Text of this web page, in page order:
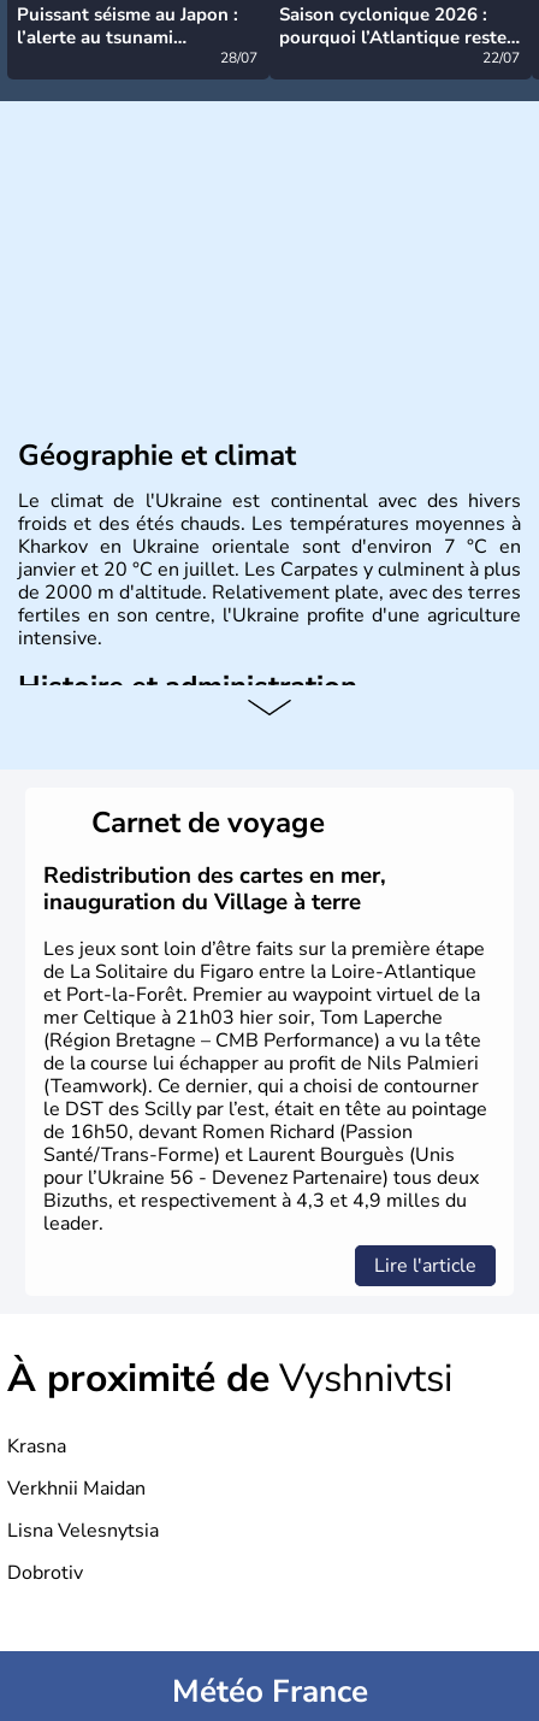
Puissant séisme au Japon :
l’alerte au tsunami
28/07
Saison cyclonique 2026 :
pourquoi l’Atlantique reste
22/07
Géographie et climat
Le climat de l'Ukraine est continental avec des hivers
froids et des étés chauds. Les températures moyennes à
Kharkov en Ukraine orientale sont d'environ 7 °C en
janvier et 20 °C en juillet. Les Carpates y culminent à plus
de 2000 m d'altitude. Relativement plate, avec des terres
fertiles en son centre, l'Ukraine profite d'une agriculture
intensive.
Histoire et administration
remonte au 24 août 1991. Sébastopol, Karkhov et
Odessa sont les principales villes d'Ukraine.
Carnet de voyage
Redistribution des cartes en mer,
inauguration du Village à terre
Les jeux sont loin d’être faits sur la première étape
de La Solitaire du Figaro entre la Loire-Atlantique
et Port-la-Forêt. Premier au waypoint virtuel de la
mer Celtique à 21h03 hier soir, Tom Laperche
(Région Bretagne – CMB Performance) a vu la tête
de la course lui échapper au profit de Nils Palmieri
(Teamwork). Ce dernier, qui a choisi de contourner
le DST des Scilly par l’est, était en tête au pointage
de 16h50, devant Romen Richard (Passion
Santé/Trans-Forme) et Laurent Bourguès (Unis
pour l’Ukraine 56 - Devenez Partenaire) tous deux
Bizuths, et respectivement à 4,3 et 4,9 milles du
leader.
Lire l'article
À proximité deVyshnivtsi
Krasna
Verkhnii Maidan
Lisna Velesnytsia
Dobrotiv
Météo France